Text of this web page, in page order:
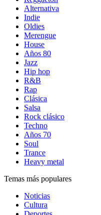
Alternativa
Indie
Oldies
Merengue
House
Años 80
Jazz
Hip hop
R&B
Rap
Clásica
Salsa
Rock clásico
Techno
Años 70
Soul
Trance
Heavy metal
Temas más populares
Noticias
Cultura